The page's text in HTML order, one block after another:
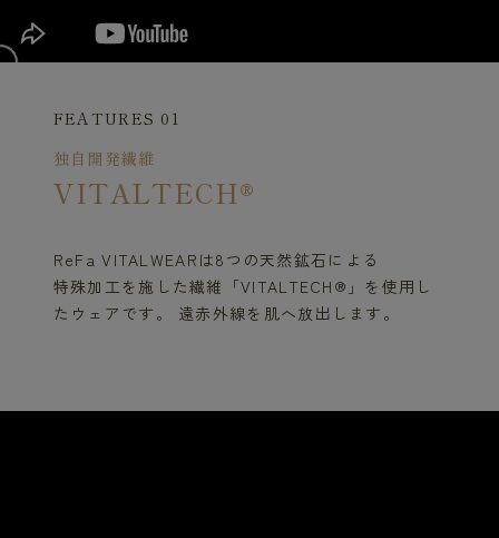
FEATURES 01
独自開発繊維
VITALTECH®
ReFa VITALWEARは8つの天然鉱石による
特殊加工を施した繊維「VITALTECH®」を使用し
たウェアです。 遠赤外線を肌へ放出します。